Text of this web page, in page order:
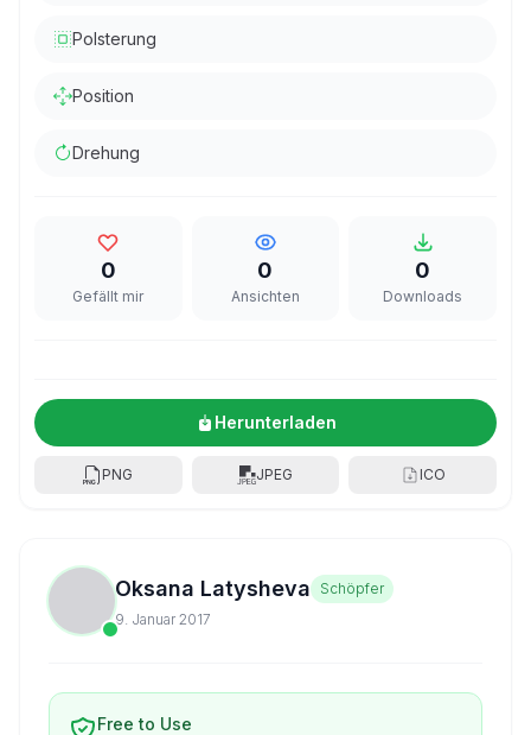
Polsterung
Position
Drehung
0
Gefällt mir
0
Ansichten
0
Downloads
Herunterladen
PNG JPEG ICO
Oksana Latysheva
Schöpfer
9. Januar 2017
Free to Use